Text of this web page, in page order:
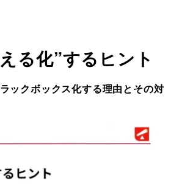
る化”するヒント
ックボックス化する理由とその対